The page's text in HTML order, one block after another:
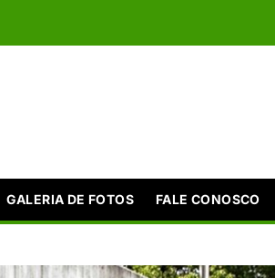
GALERIA DE FOTOS FALE CONOSCO